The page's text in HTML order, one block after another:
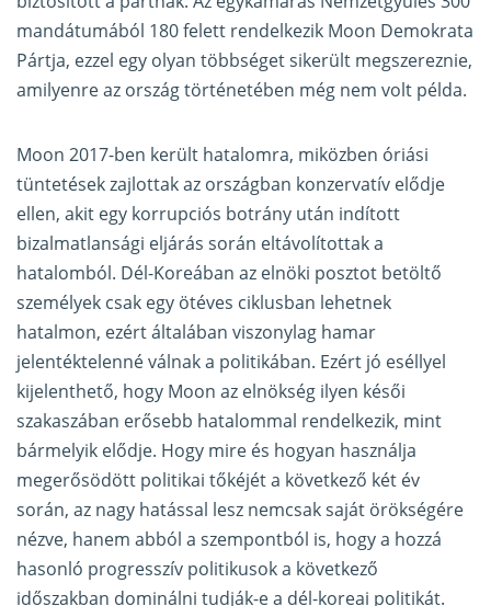
mandátumából 180 felett rendelkezik Moon Demokrata
Pártja, ezzel egy olyan többséget sikerült megszereznie,
amilyenre az ország történetében még nem volt példa.
Moon 2017-ben került hatalomra, miközben óriási
tüntetések zajlottak az országban konzervatív elődje
ellen, akit egy korrupciós botrány után indított
bizalmatlansági eljárás során eltávolítottak a
hatalomból. Dél-Koreában az elnöki posztot betöltő
személyek csak egy ötéves ciklusban lehetnek
hatalmon, ezért általában viszonylag hamar
jelentéktelenné válnak a politikában. Ezért jó eséllyel
kijelenthető, hogy Moon az elnökség ilyen késői
szakaszában erősebb hatalommal rendelkezik, mint
bármelyik elődje. Hogy mire és hogyan használja
megerősödött politikai tőkéjét a következő két év
során, az nagy hatással lesz nemcsak saját örökségére
nézve, hanem abból a szempontból is, hogy a hozzá
hasonló progresszív politikusok a következő
időszakban dominálni tudják-e a dél-koreai politikát.